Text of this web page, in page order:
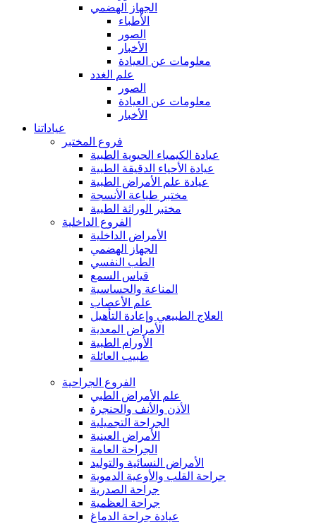
الجهاز الهضمي
الأطباء
الصور
الأخبار
معلومات عن العيادة
علم الغدد
الصور
معلومات عن العيادة
الأخبار
عياداتنا
فروع المختبر
عيادة الكيمياء الحيوية الطبية
عيادة الأحياء الدقيقة الطبية
عيادة علم الأمراض الطبية
مختبر طباعة الأنسجة
مختبر الوراثة الطبية
الفروع الداخلية
الأمراض الداخلية
الجهاز الهضمي
الطب النفسي
قياس السمع
المناعة والحساسية
علم الأعصاب
العلاج الطبيعي وإعادة التأهيل
الأمراض المعدية
الأورام الطبية
طبيب العائلة
الفروع الجراحية
علم الأمراض الطبي
الأذن والأنف والحنجرة
الجراحة التجميلية
الأمراض العينية
الجراحة العامة
الأمراض النسائية والتوليد
جراحة القلب والأوعية الدموية
جراحة الصدرية
جراحة العظمية
عيادة جراحة الدماغ